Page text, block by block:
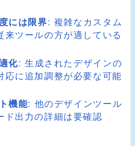
には限界: 複雑なカスタム
来ツールの方が適している
化: 生成されたデザインの
応に追加調整が必要な可能
機能: 他のデザインツール
ド出力の詳細は要確認